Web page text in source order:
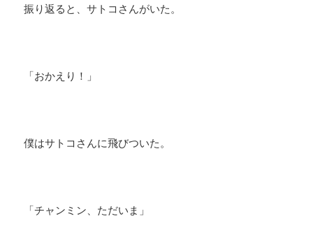
振り返ると、サトコさんがいた。
「おかえり！」
僕はサトコさんに飛びついた。
「チャンミン、ただいま」